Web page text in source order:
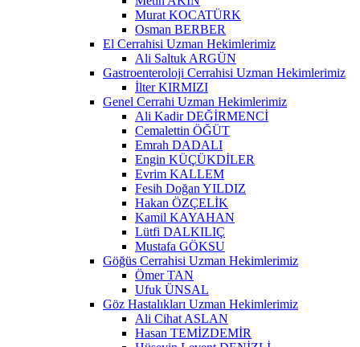
Murat KOCATÜRK
Osman BERBER
El Cerrahisi Uzman Hekimlerimiz
Ali Saltuk ARGÜN
Gastroenteroloji Cerrahisi Uzman Hekimlerimiz
İlter KIRMIZI
Genel Cerrahi Uzman Hekimlerimiz
Ali Kadir DEĞİRMENCİ
Cemalettin ÖĞÜT
Emrah DADALI
Engin KÜÇÜKDİLER
Evrim KALLEM
Fesih Doğan YILDIZ
Hakan ÖZÇELİK
Kamil KAYAHAN
Lütfi DALKILIÇ
Mustafa GÖKSU
Göğüs Cerrahisi Uzman Hekimlerimiz
Ömer TAN
Ufuk ÜNSAL
Göz Hastalıkları Uzman Hekimlerimiz
Ali Cihat ASLAN
Hasan TEMİZDEMİR